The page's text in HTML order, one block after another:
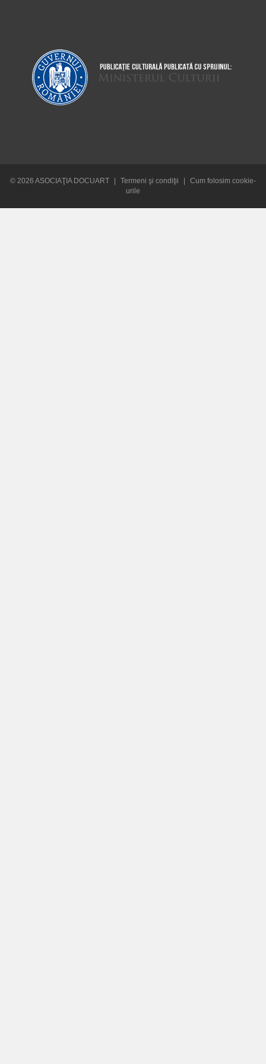
© 2026 ASOCIAŢIA DOCUART Termeni şi condiţii
Cum folosim cookie-
urile